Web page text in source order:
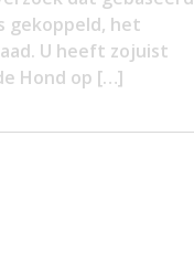
gekoppeld, het
U heeft zojuist
Hond op […]